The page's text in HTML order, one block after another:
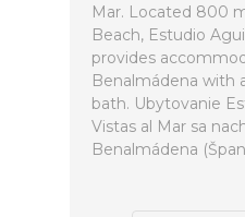
Mar. Located 800
Beach, Estudio
provides
Benalmádena with
bath. Ubytovanie
Vistas al Mar sa
Benalmádena